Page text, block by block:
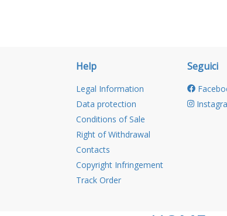
Help
Legal Information
Data protection
Conditions of Sale
Right of Withdrawal
Contacts
Copyright Infringement
Track Order
Seguici